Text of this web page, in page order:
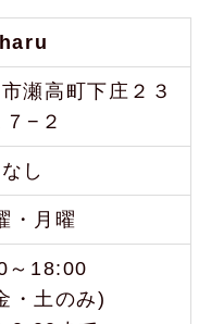
haru
瀬高町下庄２３
７−２
なし
・月曜
～18:00
・土のみ)